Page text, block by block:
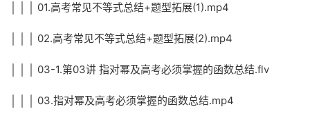
│ │ │ 01.高考常见不等式总结+题型拓展(1).mp4
│ │ │ 02.高考常见不等式总结+题型拓展(2).mp4
│ │ │ 03-1.第03讲 指对幂及高考必须掌握的函数总结.flv
│ │ │ 03.指对幂及高考必须掌握的函数总结.mp4